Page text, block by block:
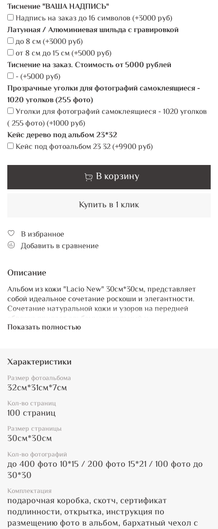
Тиснение "ВАША НАДПИСЬ"
Надпись на заказ дo 16 символов(+3000 руб)
Латунная / Алюминиевая шильда с гравировкой
до 8 см(+3000 руб)
от 8 см до 15 см(+5000 руб)
Тиснение на заказ. Стоимость от 5000 рублей
- (+5000 руб)
Прозрачные уголки для фотографий самоклеящиеся -
1020 уголков (255 фото)
Уголки для фотографий самоклеящиеся - 1020 уголков
( 255 фото)(+1000 руб)
Кейс дерево под альбом 23*32
Кейс под фотоальбом 23 32(+9900 руб)
В корзину
Купить в 1 клик
В избранное
Добавить в сравнение
Описание
Альбом из кожи "Lacio New" 30см*30см, представляет
собой идеальное сочетание роскоши и элегантности.
Сочетание натуральной кожи и узоров на передней
обложке придает альбому уникальный и
привлекательный внешний вид. Мы гордимся тем, что
срок службы и сохранность ваших ценных фотографий.
Открывая фотоальбом, вы обнаружите классический
блок из картонных листов, который делает его
фотографий. Каждый лист защищен пергаментовой
бумагой, чтобы предотвратить возможные повреждения
и позволить вам наслаждаться своими воспоминаниями
на протяжении многих лет.Фотоальбом из натуральной
кожи. Передняя обложка выполнена из тисненой кожи,
украшена узорами.
Показать полностью
Характеристики
Размер фотоальбома
32см*31см*7см
Кол-во страниц
100 страниц
Размер страницы
30см*30см
Кол-во фотографий
до 400 фото 10*15 / 200 фото 15*21 / 100 фото до
30*30
Комплектация
подарочная коробка, скотч, сертификат
подлинности, открытка, инструкция по
размещению фото в альбом, бархатный чехол с